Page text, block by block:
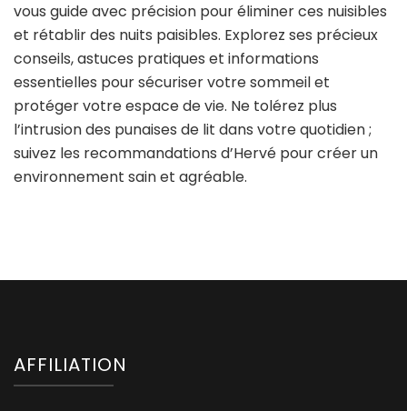
vous guide avec précision pour éliminer ces nuisibles
et rétablir des nuits paisibles. Explorez ses précieux
conseils, astuces pratiques et informations
essentielles pour sécuriser votre sommeil et
protéger votre espace de vie. Ne tolérez plus
l’intrusion des punaises de lit dans votre quotidien ;
suivez les recommandations d’Hervé pour créer un
environnement sain et agréable.
AFFILIATION